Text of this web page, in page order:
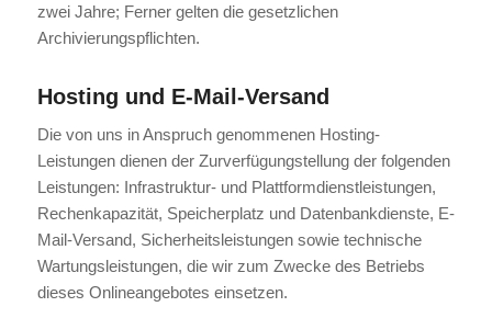
zwei Jahre; Ferner gelten die gesetzlichen
Archivierungspflichten.
Hosting und E-Mail-Versand
Die von uns in Anspruch genommenen Hosting-
Leistungen dienen der Zurverfügungstellung der folgenden
Leistungen: Infrastruktur- und Plattformdienstleistungen,
Rechenkapazität, Speicherplatz und Datenbankdienste, E-
Mail-Versand, Sicherheitsleistungen sowie technische
Wartungsleistungen, die wir zum Zwecke des Betriebs
dieses Onlineangebotes einsetzen.